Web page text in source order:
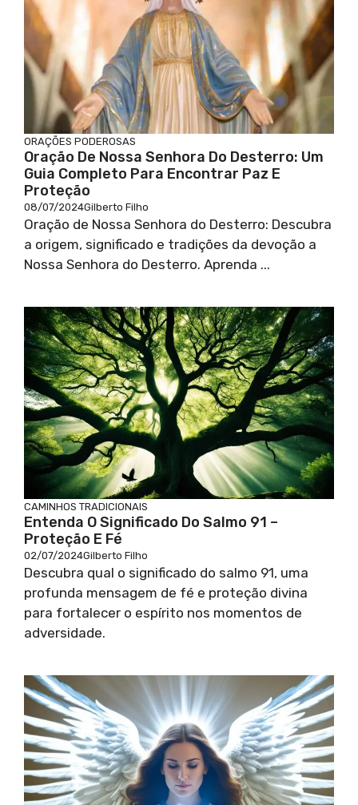
ORAÇÕES PODEROSAS
Oração De Nossa Senhora Do Desterro: Um
Guia Completo Para Encontrar Paz E
Proteção
08/07/2024Gilberto Filho
Oração de Nossa Senhora do Desterro: Descubra
a origem, significado e tradições da devoção a
Nossa Senhora do Desterro. Aprenda ...
CAMINHOS TRADICIONAIS
Entenda O Significado Do Salmo 91 –
Proteção E Fé
02/07/2024Gilberto Filho
Descubra qual o significado do salmo 91, uma
profunda mensagem de fé e proteção divina
para fortalecer o espírito nos momentos de
adversidade.